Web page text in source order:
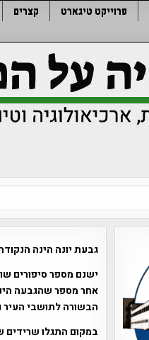
פרוייקט טיגארט קצרים
גבעת יונה הינה
ישנם מספר סיפורים
אחר מספר שהגבעה
הבשורה לתושבי